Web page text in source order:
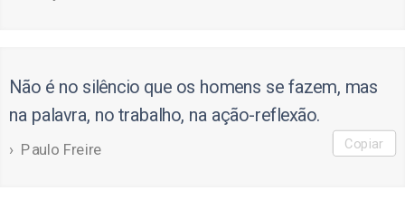
Não é no silêncio que os homens se fazem, mas
na palavra, no trabalho, na ação-reflexão.
Paulo Freire Copiar